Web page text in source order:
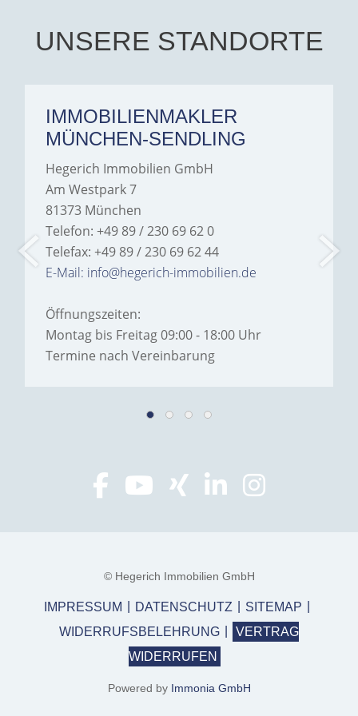
Hegerich Immobilien to
anyone looking for a home.
UNSERE STANDORTE
IMMOBILIENMAKLER
MÜNCHEN-SENDLING
Hegerich Immobilien GmbH
Am Westpark 7
81373 München
Telefon: +49 89 / 230 69 62 0
Telefax: +49 89 / 230 69 62 44
E-Mail: info@hegerich-immobilien.de
Öffnungszeiten:
Montag bis Freitag 09:00 - 18:00 Uhr
Termine nach Vereinbarung
© Hegerich Immobilien GmbH
IMPRESSUM DATENSCHUTZ
SITEMAP
WIDERRUFSBELEHRUNG
VERTRAG
WIDERRUFEN
Powered by Immonia GmbH